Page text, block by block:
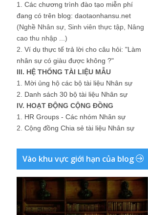
1. Các chương trình đào tạo miễn phí
đang có trên blog: daotaonhansu.net
(Nghề Nhân sự, Sinh viên thực tập, Nâng
cao thu nhập ...)
2. Ví dụ thực tế trả lời cho câu hỏi: "Làm
nhân sự có giàu được không ?"
III. HỆ THỐNG TÀI LIỆU MẪU
1. Mời ủng hộ các bộ tài liệu Nhân sự
2. Danh sách 30 bộ tài liệu Nhân sự
IV. HOẠT ĐỘNG CỘNG ĐỒNG
1. HR Groups - Các nhóm Nhân sự
2. Cộng đồng Chia sẻ tài liệu Nhân sự
Vào khu vực giới hạn của blog